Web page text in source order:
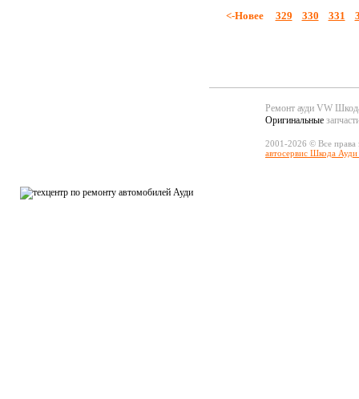
<-Новее 329 330 331
Ремонт ауди VW
Оригинальные
2001-2026 © Все
автосервис Шкода